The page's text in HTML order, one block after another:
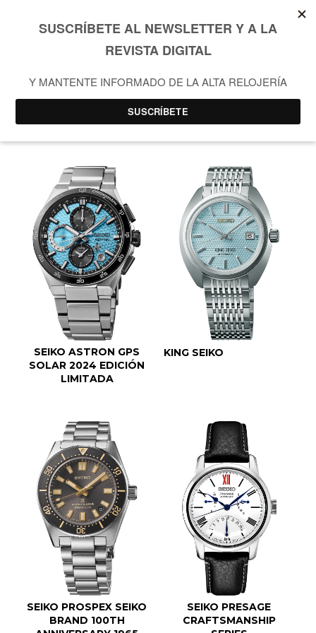
Seiko-2024
SEIKO ASTRON GPS
SOLAR 2024 EDICIÓN
LIMITADA
KING SEIKO
SEIKO PROSPEX SEIKO
BRAND 100TH
SEIKO PRESAGE
CRAFTSMANSHIP